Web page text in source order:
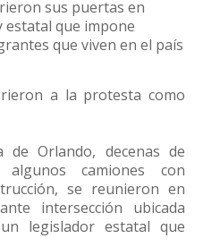
sus puertas en
que impone
que viven en el país
a la protesta como
Orlando, decenas de
algunos camiones con
se reunieron en
intersección ubicada
legislador estatal que